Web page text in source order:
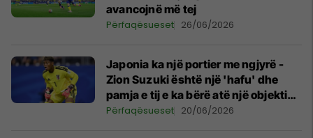
avancojnë më tej
Përfaqësueset 26/06/2026
Japonia ka një portier me ngjyrë -
Zion Suzuki është një 'hafu' dhe
pamja e tij e ka bërë atë një objektiv
gjatë gjithë jetës së tij
Përfaqësueset 20/06/2026